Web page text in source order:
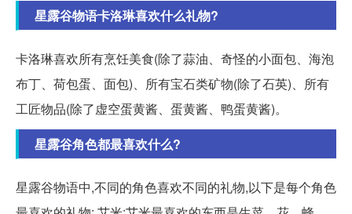
星露谷物语卡洛琳喜欢什么礼物?
卡洛琳喜欢所有烹饪美食(除了蒜油、奇怪的小面包、海泡
布丁、荷包蛋、面包)、所有宝石类矿物(除了石英)、所有
工匠物品(除了虚空蛋黄酱、蛋黄酱、鸭蛋黄酱)。
星露谷角色都最喜欢什么?
星露谷物语中,不同的角色喜欢不同的礼物,以下是每个角色